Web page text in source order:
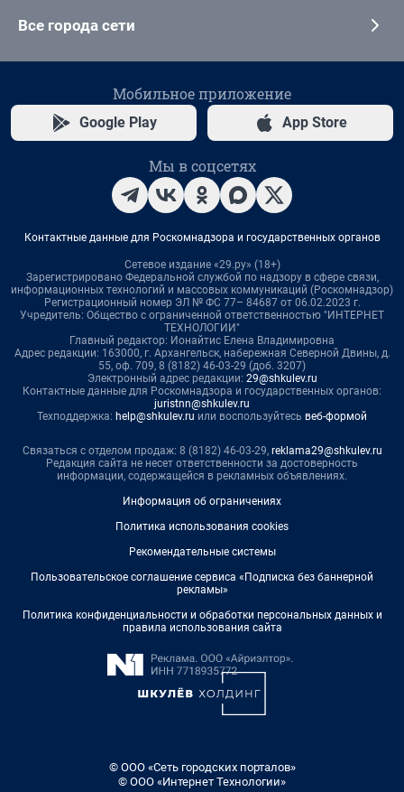
Все города сети
Мобильное приложение
Google Play App Store
Мы в соцсетях
Контактные данные для Роскомнадзора и государственных органов
Сетевое издание «29.ру» (18+)
Зарегистрировано Федеральной службой по надзору в сфере связи,
информационных технологий и массовых коммуникаций (Роскомнадзор)
Регистрационный номер ЭЛ № ФС 77– 84687 от 06.02.2023 г.
Учредитель: Общество с ограниченной ответственностью "ИНТЕРНЕТ
ТЕХНОЛОГИИ"
Главный редактор: Ионайтис Елена Владимировна
Адрес редакции: 163000, г. Архангельск, набережная Северной Двины, д.
55, оф. 709, 8 (8182) 46-03-29 (доб. 3207)
Электронный адрес редакции: 29@shkulev.ru
Контактные данные для Роскомнадзора и государственных органов:
juristnn@shkulev.ru
Техподдержка: help@shkulev.ru или воспользуйтесь веб-формой
Связаться с отделом продаж: 8 (8182) 46-03-29, reklama29@shkulev.ru
Редакция сайта не несет ответственности за достоверность
информации, содержащейся в рекламных объявлениях.
Информация об ограничениях
Политика использования cookies
Рекомендательные системы
Пользовательское соглашение сервиса «Подписка без баннерной
рекламы»
Политика конфиденциальности и обработки персональных данных и
правила использования сайта
© ООО «Сеть городских порталов»
© ООО «Интернет Технологии»